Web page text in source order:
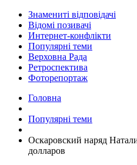
Знамениті відповідачі
Відомі позивачі
Интернет-конфлікти
Популярні теми
Верховна Рада
Ретроспектива
Фоторепортаж
Головна
Популярні теми
Оскаровский наряд
долларов